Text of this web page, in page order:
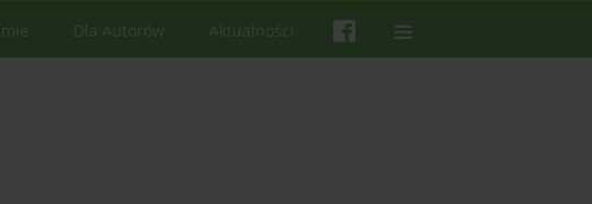
Dla Autorów Aktualności